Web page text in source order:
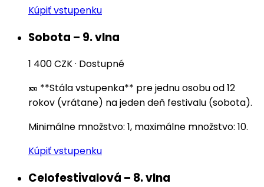
Kúpiť vstupenku
Sobota – 9. vlna
1 400 CZK· Dostupné
🎫 **Stála vstupenka** pre jednu osobu od 12
rokov (vrátane) na jeden deň festivalu (sobota).
Minimálne množstvo: 1, maximálne množstvo: 10.
Kúpiť vstupenku
Celofestivalová – 8. vlna